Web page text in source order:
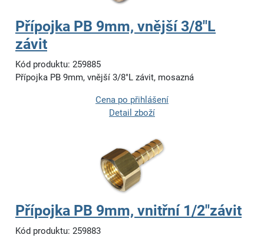
Přípojka PB 9mm, vnější 3/8"L
závit
Kód produktu: 259885
Přípojka PB 9mm, vnější 3/8"L závit, mosazná
Cena po přihlášení
Detail zboží
Přípojka PB 9mm, vnitřní 1/2"závit
Kód produktu: 259883